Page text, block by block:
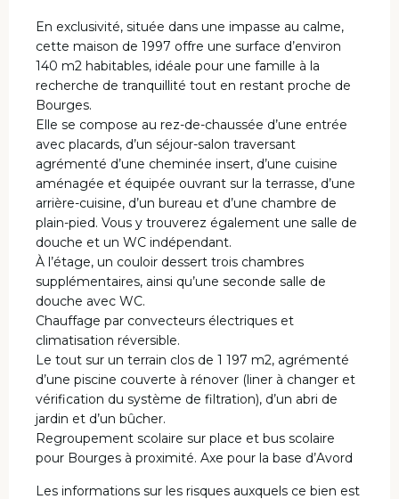
En exclusivité, située dans une impasse au calme,
cette maison de 1997 offre une surface d’environ
140 m2 habitables, idéale pour une famille à la
recherche de tranquillité tout en restant proche de
Bourges.
Elle se compose au rez-de-chaussée d’une entrée
avec placards, d’un séjour-salon traversant
agrémenté d’une cheminée insert, d’une cuisine
aménagée et équipée ouvrant sur la terrasse, d’une
arrière-cuisine, d’un bureau et d’une chambre de
plain-pied. Vous y trouverez également une salle de
douche et un WC indépendant.
À l’étage, un couloir dessert trois chambres
supplémentaires, ainsi qu’une seconde salle de
douche avec WC.
Chauffage par convecteurs électriques et
climatisation réversible.
Le tout sur un terrain clos de 1 197 m2, agrémenté
d’une piscine couverte à rénover (liner à changer et
vérification du système de filtration), d’un abri de
jardin et d’un bûcher.
Regroupement scolaire sur place et bus scolaire
pour Bourges à proximité. Axe pour la base d’Avord
Les informations sur les risques auxquels ce bien est